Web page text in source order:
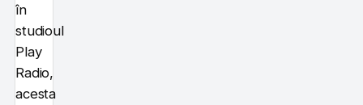
în
studioul
Play
Radio,
acesta